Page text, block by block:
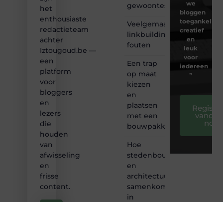
het
enthousiaste
redactieteam
achter
Iztougoud.be —
een
platform
voor
bloggers
en
lezers
die
houden
van
afwisseling
en
frisse
content.
gewoontes
Veelgemaakte
linkbuilding
fouten
Een trap
op maat
kiezen
en
plaatsen
met een
bouwpakket
Hoe
stedenbouw
en
architectuur
samenkomen
in
we
bloggen
toegankelijk,
creatief
en
leuk
voor
iedereen
❞
nog